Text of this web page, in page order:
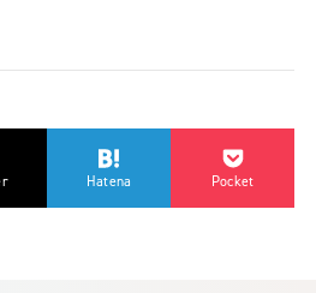
Hatena Pocket